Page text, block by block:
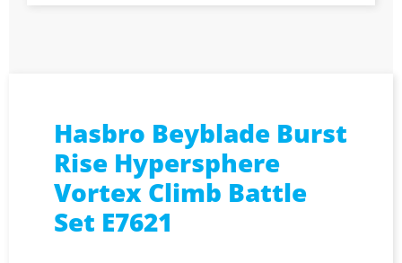
Hasbro Beyblade Burst
Rise Hypersphere
Vortex Climb Battle
Set E7621